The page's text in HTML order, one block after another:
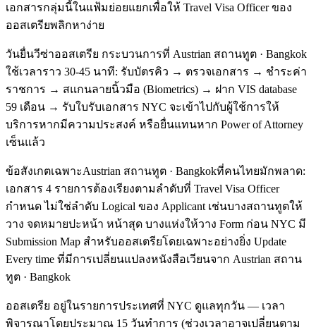
เอกสารกลุ่มนี้ในแฟ้มย่อยแยกเพื่อให้ Travel Visa Officer ของ
ออสเตรียพลิกหาง่าย
วันยื่นวีซ่าออสเตรีย กระบวนการที่ Austrian สถานทูต · Bangkok
ใช้เวลาราว 30-45 นาที: รับบัตรคิว → ตรวจเอกสาร → ชำระค่า
ราชการ → สแกนลายนิ้วมือ (Biometrics) → ฝาก VIS database
59 เดือน → รับใบรับเอกสาร NYC จะเข้าไปกับผู้ใช้การให้
บริการหากมีความประสงค์ หรือยื่นแทนหาก Power of Attorney
เซ็นแล้ว
ข้อสังเกตเฉพาะAustrian สถานทูต · Bangkokที่คนไทยมักพลาด:
เอกสาร 4 รายการต้องเรียงตามลำดับที่ Travel Visa Officer
กำหนด ไม่ใช่ลำดับ Logical ของ Applicant เช่นบางสถานทูตให้
วาง จดหมายปะหน้า หน้าสุด บางแห่งให้วาง Form ก่อน NYC มี
Submission Map สำหรับออสเตรียโดยเฉพาะอย่างยิ่ง Update
Every time ที่มีการเปลี่ยนแปลงหนังสือเวียนจาก Austrian สถาน
ทูต · Bangkok
ออสเตรีย อยู่ในรายการประเทศที่ NYC ดูแลทุกวัน — เวลา
พิจารณาโดยประมาณ 15 วันทำการ (ช่วงเวลาอาจเปลี่ยนตาม